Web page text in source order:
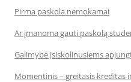
Pirma paskola nemokamai
Ar įmanoma gauti paskolą
Galimybė įsiskolinusiems
Momentinis – greitasis kreditas